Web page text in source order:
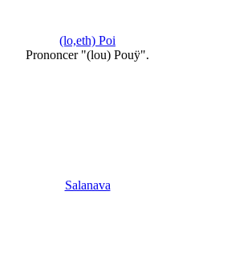
(lo,eth) Poi
Prononcer "(lou) Pouÿ".
Salanava